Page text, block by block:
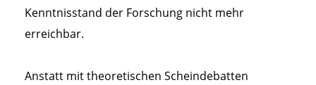
Kenntnisstand der Forschung nicht mehr
erreichbar.
Anstatt mit theoretischen Scheindebatten